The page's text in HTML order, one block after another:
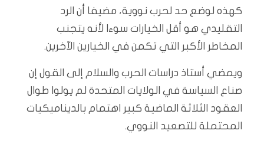
كهذه لوضع حد لحرب نووية، مضيفا أن الرد
التقليدي هو أقل الخيارات سوءا لأنه يتجنب
المخاطر الأكبر التي تكمن في الخيارين الآخرين.
ويمضي أستاذ دراسات الحرب والسلام إلى القول إن
صناع السياسة في الولايات المتحدة لم يولوا طوال
العقود الثلاثة الماضية كبير اهتمام بالديناميكيات
المحتملة للتصعيد النووي.